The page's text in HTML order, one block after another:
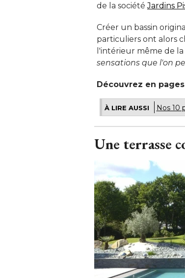
de la société Jardins
Créer un bassin
particuliers ont alors
l'intérieur même de la
sensations que l'on
Découvrez en
À LIRE AUSSI Nos 10
Une terrasse